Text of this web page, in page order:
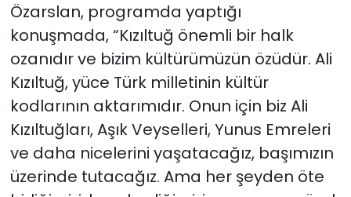
Özarslan, programda yaptığı
konuşmada, “Kızıltuğ önemli bir halk
ozanıdır ve bizim kültürümüzün özüdür. Ali
Kızıltuğ, yüce Türk milletinin kültür
kodlarının aktarımıdır. Onun için biz Ali
Kızıltuğları, Aşık Veyselleri, Yunus Emreleri
ve daha nicelerini yaşatacağız, başımızın
üzerinde tutacağız. Ama her şeyden öte